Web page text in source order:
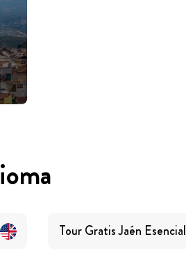
Tour Gratis Jaén Esencial